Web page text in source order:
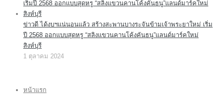
ข่าวดี ได้งบฯแน่นอนแล้ว สร้างสะพานบางระจันข้ามเจ้าพระยาใหม่ เริ่ม
ปี 2568 ออกแบบสุดหรู “สลิงแขวนคานโค้งคันธนู”แลนด์มาร์คใหม่
สิงห์บุรี
1 ตุลาคม 2024
หน้าแรก